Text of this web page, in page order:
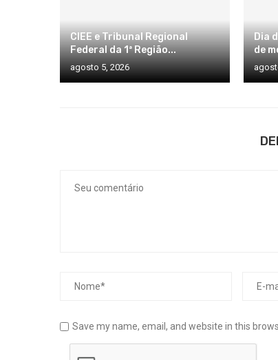
CIEE e Tribunal Regional
Federal da 1ª Região...
agosto 5, 2026
Dia
de
Save my name, email, and website in this